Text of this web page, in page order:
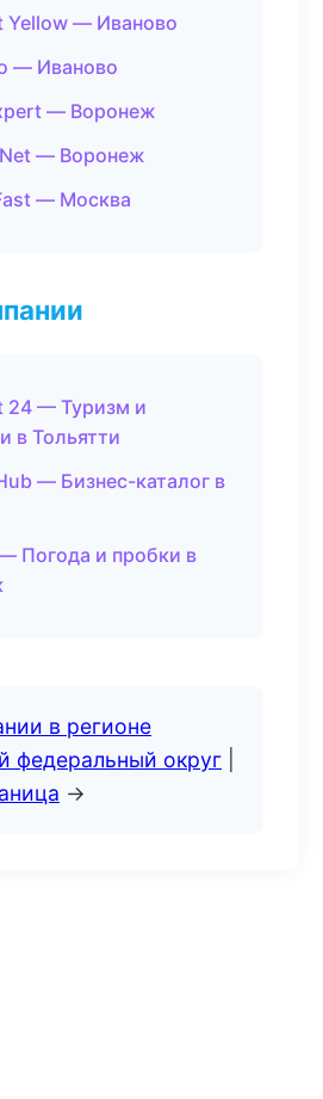
Yellow — Иваново
— Иваново
— Воронеж
— Воронеж
— Москва
24 — Туризм и
в Тольятти
— Бизнес-каталог в
Погода и пробки в
в регионе
федеральный округ
→